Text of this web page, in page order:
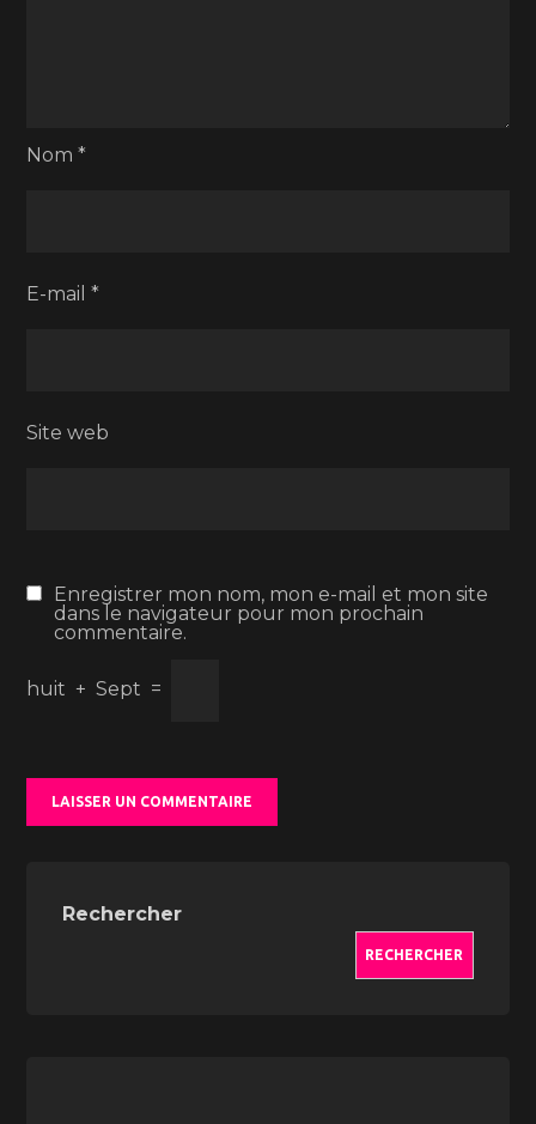
Nom*
E-mail*
Site web
Enregistrer mon nom, mon e-mail et mon site
dans le navigateur pour mon prochain
commentaire.
huit + Sept =
Rechercher
RECHERCHER